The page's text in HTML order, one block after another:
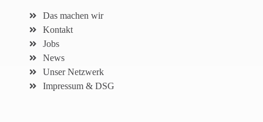
Das machen wir
Kontakt
Jobs
News
Unser Netzwerk
Impressum & DSG